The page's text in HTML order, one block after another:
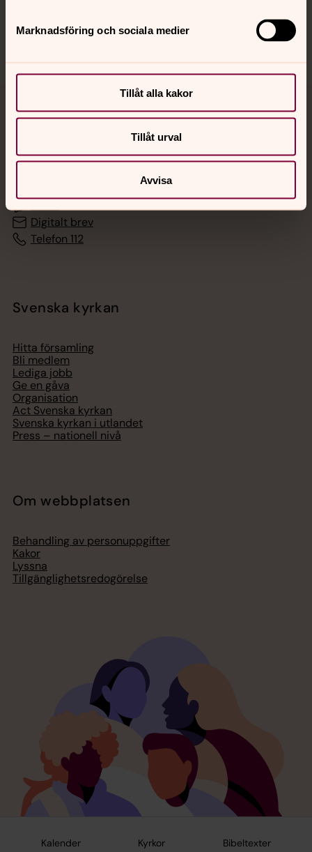
Marknadsföring och sociala medier
Tillåt alla kakor
Tillåt urval
Avvisa
Kalender Kyrkor Bibeltexter
Jourhavande präst
med en präst på kvällar och nätter.
Digitalt brev
Telefon 112
Svenska kyrkan
Hitta församling
Bli medlem
Lediga jobb
Ge en gåva
Organisation
Act Svenska kyrkan
Svenska kyrkan i utlandet
Press – nationell nivå
Om webbplatsen
Behandling av personuppgifter
Kakor
Lyssna
Tillgänglighetsredogörelse